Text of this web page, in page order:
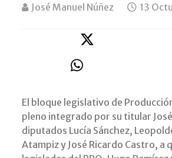
José Manuel Núñez 13
El bloque legislativo de
pleno integrado por su titular
diputados Lucía Sánchez,
Atampiz y José Ricardo Castro, a